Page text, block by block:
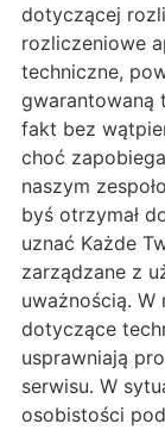
dotyczącej
rozliczeniowe
techniczne,
gwarantowaną
fakt bez
choć
naszym
byś otrzymał
uznać Każde
zarządzane z
uważnością.
dotyczące
usprawniają
serwisu. W
osobistości